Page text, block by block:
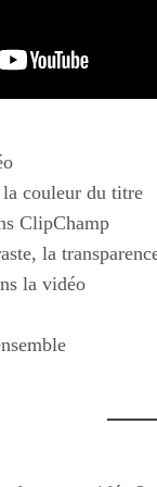
couleur du titre
ClipChamp
la
la vidéo